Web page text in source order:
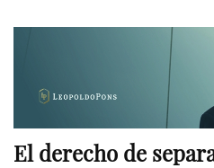
El derecho de